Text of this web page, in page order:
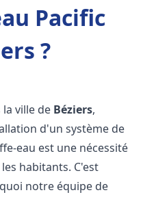
Pacific
?
la ville de Béziers,
d'un système de
eau est une nécessité
habitants. C'est
notre équipe de